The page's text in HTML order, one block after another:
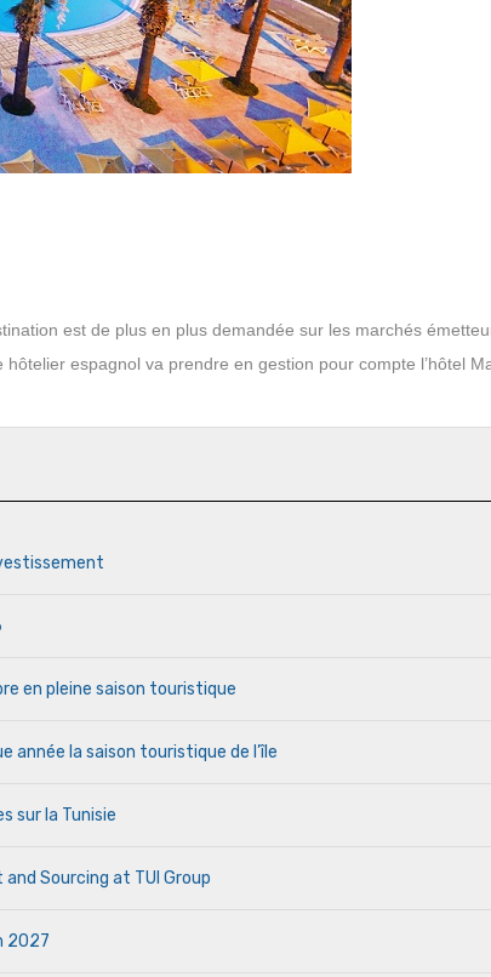
est de plus en plus demandée sur les marchés
espagnol va prendre en gestion pour compte l’hôtel
en pleine saison touristique
année la saison touristique de l’île
sur la Tunisie
Sourcing at TUI Group
2027